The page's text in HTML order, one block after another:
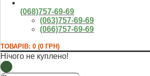
(068)757-69-69
(063)757-69-69
(066)757-69-69
ТОВАРІВ: 0 (0 ГРН)
Нічого не куплено!